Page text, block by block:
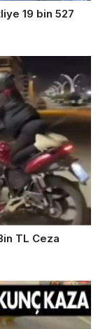
19 bin 527
TL Ceza